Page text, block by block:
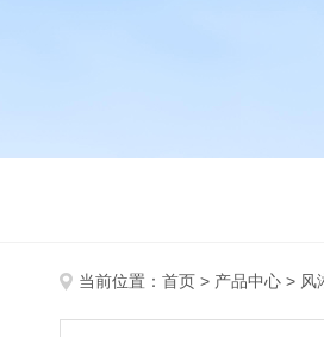
当前位置： 首页 > 产品中心 > 风